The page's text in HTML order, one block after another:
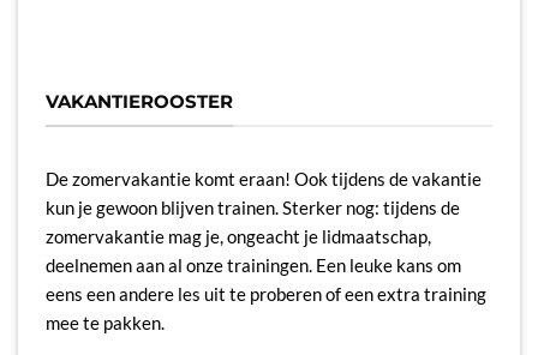
VAKANTIEROOSTER
De zomervakantie komt eraan! Ook tijdens de vakantie
kun je gewoon blijven trainen. Sterker nog: tijdens de
zomervakantie mag je, ongeacht je lidmaatschap,
deelnemen aan al onze trainingen. Een leuke kans om
eens een andere les uit te proberen of een extra training
mee te pakken.